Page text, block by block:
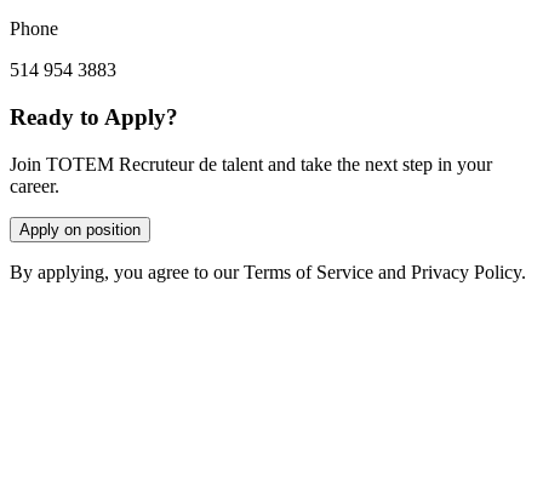
Phone
514 954 3883
Ready to Apply?
Join TOTEM Recruteur de talent and take the next step in your
career.
Apply on position
By applying, you agree to our Terms of Service and Privacy Policy.